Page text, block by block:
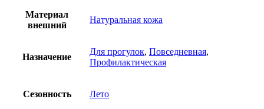
Материал
внешний
Натуральная кожа
Назначение
Для прогулок, Повседневная,
Профилактическая
Сезонность Лето